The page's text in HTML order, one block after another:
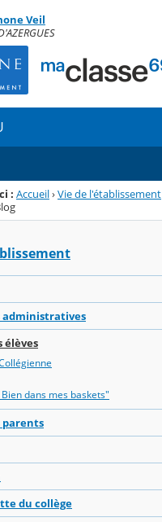
rubrique
Veil
: Accueil›Vie de l'établissement
élèves
dans mes baskets"
du collège